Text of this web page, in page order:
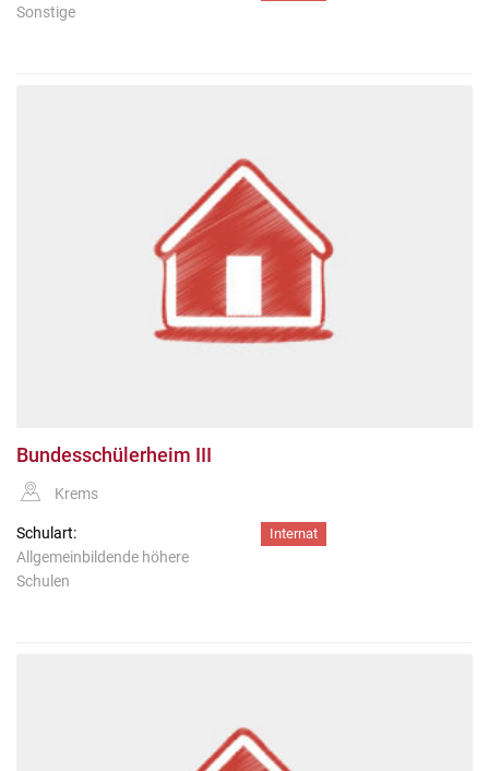
Sonstige
Bundesschülerheim III
Krems
Schulart:
Allgemeinbildende höhere
Schulen
Internat